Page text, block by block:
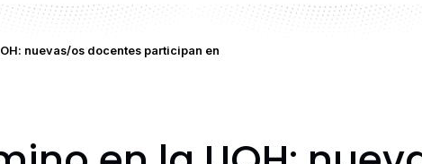
nuevas/os docentes participan en